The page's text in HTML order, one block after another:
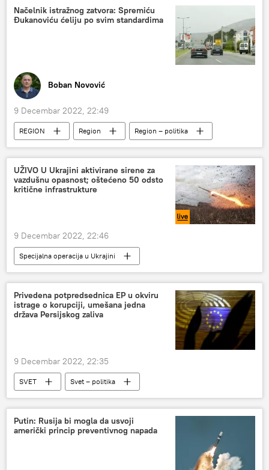
Načelnik istražnog zatvora: Spremiću
Đukanoviću ćeliju po svim standardima
Boban Novović
9 Decembar 2022, 22:49
REGION Region
Region – politika
Crna Gora
UŽIVO U Ukrajini aktivirane sirene za
vazdušnu opasnost; oštećeno 50 odsto
kritične infrastrukture
9 Decembar 2022, 22:46
Specijalna operacija u Ukrajini
Specijalna vojna operacija u Ukrajini – uživo
Specijalna vojna operacija u Ukrajini – vesti
Rusija
Ukrajina
Privedena potpredsednica EP u okviru
istrage o korupciji, umešana jedna
država Persijskog zaliva
9 Decembar 2022, 22:35
SVET
Svet – politika
Evropski parlament
Belgija
Putin: Rusija bi mogla da usvoji
američki princip preventivnog napada